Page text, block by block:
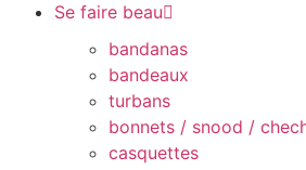
Se faire beau
bandanas
bandeaux
turbans
bonnets / snood /
casquettes